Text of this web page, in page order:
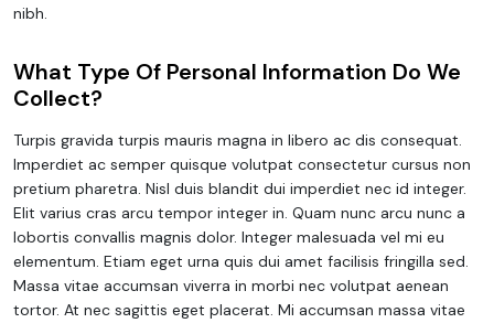
nibh.
What Type Of Personal Information Do We
Collect?
Turpis gravida turpis mauris magna in libero ac dis consequat.
Imperdiet ac semper quisque volutpat consectetur cursus non
pretium pharetra. Nisl duis blandit dui imperdiet nec id integer.
Elit varius cras arcu tempor integer in. Quam nunc arcu nunc a
lobortis convallis magnis dolor. Integer malesuada vel mi eu
elementum. Etiam eget urna quis dui amet facilisis fringilla sed.
Massa vitae accumsan viverra in morbi nec volutpat aenean
tortor. At nec sagittis eget placerat. Mi accumsan massa vitae